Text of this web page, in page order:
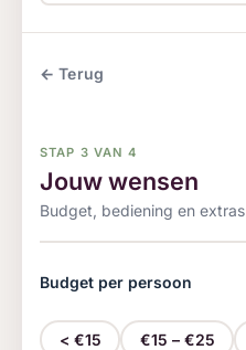
← Terug
STAP 3 VAN 4
Jouw wensen
Budget, bediening en extras
Budget per persoon
< €15 €15 – €25